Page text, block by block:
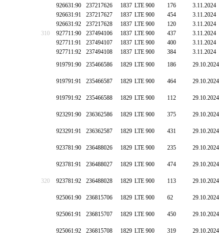
926631:90
237217626 1837 LTE 900 176
3.11.2024
926631:91
237217627 1837 LTE 900 454
3.11.2024
926631:92
237217628 1837 LTE 900 120
3.11.2024
310
927711:90 237494106 1837 LTE 900 437
3.11.2024
927711:91
237494107 1837 LTE 900 400
3.11.2024
927711:92
237494108 1837 LTE 900 384
3.11.2024
919791:90
235466586 1829 LTE 900 186 29.10.2024
919791:91 235466587 1829 LTE 900 464 29.10.2024
919791:92 235466588 1829 LTE 900 112 29.10.2024
923291:90 236362586 1829 LTE 900 375 29.10.2024
923291:91 236362587 1829 LTE 900 431 29.10.2024
923781:90 236488026 1829 LTE 900 235 29.10.2024
923781:91 236488027 1829 LTE 900 474 29.10.2024
320 923781:92 236488028 1829 LTE 900 113 29.10.2024
925061:90 236815706 1829 LTE 900 62 29.10.2024
925061:91 236815707 1829 LTE 900 450 29.10.2024
925061:92 236815708 1829 LTE 900 319 29.10.2024